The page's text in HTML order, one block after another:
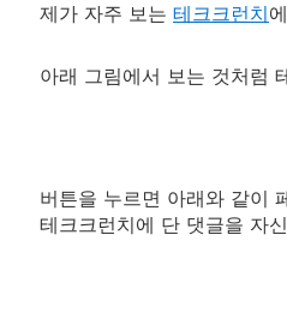
제가 자주 보는 테크크런치
아래 그림에서 보는 것처럼
버튼을 누르면 아래와 같이
테크크런치에 단 댓글을 자